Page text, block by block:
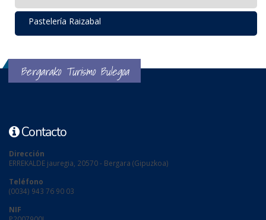
Pastelería Raizabal
Bergarako Turismo Bulegoa
Contacto
Dirección
ERREKALDE jauregia, 20570 - Bergara (Gipuzkoa)
Teléfono
(0034) 943 76 90 03
NIF